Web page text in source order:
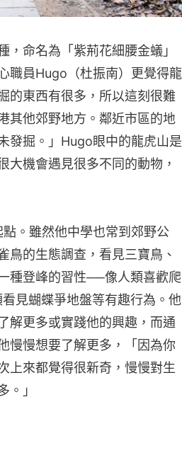
命名為「紫荊花細腰金蟻」
職員Hugo（杜振南）更覺得龍
的東西有很多，所以這刻很難
其他郊野地方。鄰近市區的地
發掘。」Hugo眼中的龍虎山是
大機會遇見很多不同的動物，
。雖然他中學也常到郊野公
鳥的生態調查，看見三寶鳥、
種登峰的習性──像人類喜歡爬
見蝴蝶爭地盤等有趣行為。他
解更多或實踐他的興趣，而通
慢慢想要了解更多，「因為你
上來都覺得很新奇，慢慢對生
。」